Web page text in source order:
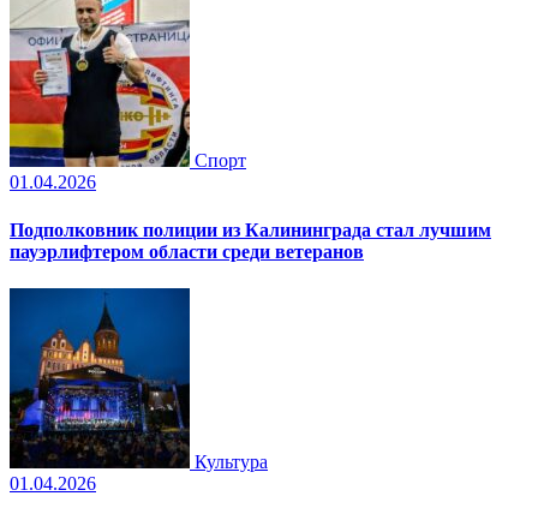
Спорт
01.04.2026
Подполковник полиции из Калининграда стал лучшим
пауэрлифтером области среди ветеранов
Культура
01.04.2026